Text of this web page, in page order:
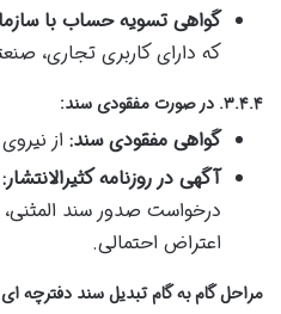
گواهی تسویه حساب با
که دارای کاربری تجاری،
۳.۴.۴. در صورت مفقودی سند:
گواهی مفقودی سند: از
آگهی در روزنامه کثیرالانتشار:
درخواست صدور سند المثنی،
اعتراض احتمالی.
مراحل گام به گام تبدیل سند دفترچه